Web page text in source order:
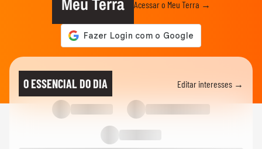
Acessar o Meu Terra →
O ESSENCIAL DO DIA Editar interesses →